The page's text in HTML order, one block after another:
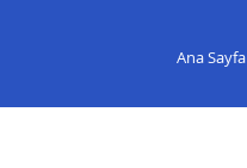
Ana Sayfa